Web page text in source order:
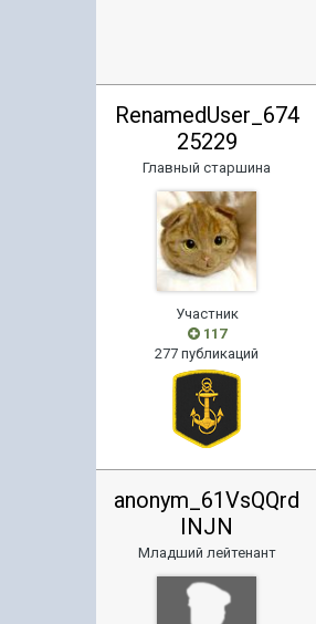
RenamedUser_674
25229
Главный старшина
Участник
117
277 публикаций
anonym_61VsQQrd
INJN
Младший лейтенант